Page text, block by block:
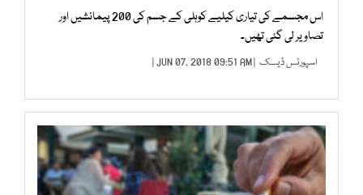
اس مجسمے کی تیاری کیلیے کوہلی کے جسم کی 200 پیمائشیں اور
تصاویر لی گئی تھیں۔
اسپورٹس ڈیسک